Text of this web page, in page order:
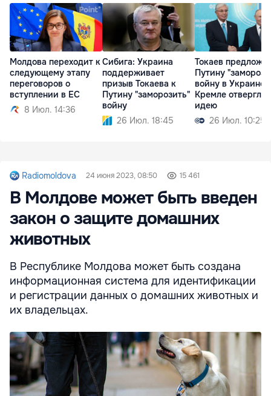
Молдова переходит к
следующему этапу
переговоров о
вступлении в ЕС
8 Июл. 14:36
Сибига: Украина
поддерживает
призыв Токаева к
Путину "заморозить"
войну
26 Июл. 18:45
Токаев
Путину
войну в Украине,
Кремле отвергли
идею
26 Июл. 10:25
Radiomoldova 24 июня 2023, 08:50 15 461
В Молдове может быть введен
закон о защите домашних
животных
В Республике Молдова может быть создана
информационная система для идентификации
и регистрации данных о домашних животных и
их владельцах.